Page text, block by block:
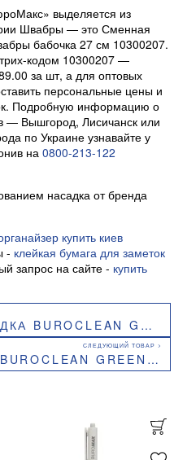
выделяется из
Швабры — это Сменная
бабочка 27 см 10300207.
кодом 10300207 —
за шт, а для оптовых
персональные цены и
Подробную информацию о
— Вышгород, Лисичанск или
по Украине узнавайте у
на 0800-213-122
насадка от бренда
купить киев
- клейкая бумага для заметок
запрос на сайте - купить
РОЛИКОВОЙ ШВАБРЫ 27 СМ 10300208
С НЕЙЛОНОМ 43X13 СМ 60 Г 10300204